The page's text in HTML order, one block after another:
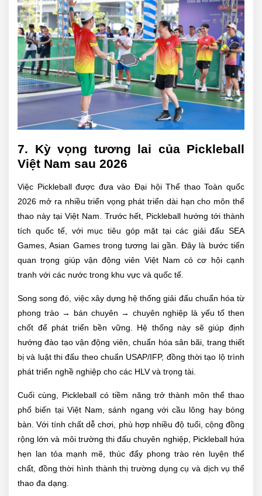
7. Kỳ vọng tương lai của Pickleball
Việt Nam sau 2026
Việc Pickleball được đưa vào Đại hội Thể thao Toàn quốc
2026 mở ra nhiều triển vọng phát triển dài hạn cho môn thể
thao này tại Việt Nam. Trước hết, Pickleball hướng tới thành
tích quốc tế, với mục tiêu góp mặt tại các giải đấu SEA
Games, Asian Games trong tương lai gần. Đây là bước tiến
quan trọng giúp vận động viên Việt Nam có cơ hội cạnh
tranh với các nước trong khu vực và quốc tế.
Song song đó, việc xây dựng hệ thống giải đấu chuẩn hóa từ
phong trào → bán chuyên → chuyên nghiệp là yếu tố then
chốt để phát triển bền vững. Hệ thống này sẽ giúp định
hướng đào tạo vận động viên, chuẩn hóa sân bãi, trang thiết
bị và luật thi đấu theo chuẩn USAP/IFP, đồng thời tạo lộ trình
phát triển nghề nghiệp cho các HLV và trọng tài.
Cuối cùng, Pickleball có tiềm năng trở thành môn thể thao
phổ biến tại Việt Nam, sánh ngang với cầu lông hay bóng
bàn. Với tính chất dễ chơi, phù hợp nhiều độ tuổi, cộng đồng
rộng lớn và môi trường thi đấu chuyên nghiệp, Pickleball hứa
hẹn lan tỏa mạnh mẽ, thúc đẩy phong trào rèn luyện thể
chất, đồng thời hình thành thị trường dụng cụ và dịch vụ thể
thao đa dạng.